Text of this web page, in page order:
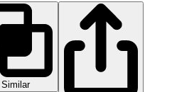
Similar